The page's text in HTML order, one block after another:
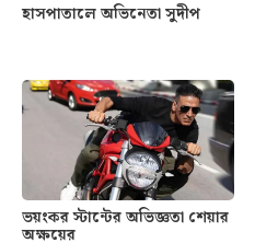
হাসপাতালে অভিনেতা সুদীপ
ভয়ংকর স্টান্টের অভিজ্ঞতা শেয়ার
অক্ষয়ের